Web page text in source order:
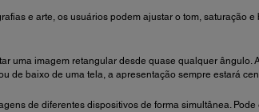
e arte, os usuários podem ajustar o tom, saturação e
uma imagem retangular desde quase qualquer ângulo.
de baixo de uma tela, a apresentação sempre estará
de diferentes dispositivos de forma simultânea.